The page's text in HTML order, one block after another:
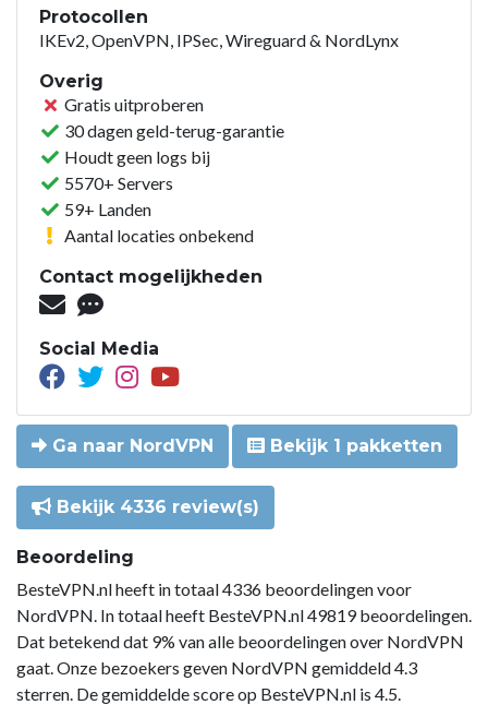
Protocollen
IKEv2, OpenVPN, IPSec, Wireguard & NordLynx
Overig
Gratis uitproberen
30 dagen geld-terug-garantie
Houdt geen logs bij
5570+ Servers
59+ Landen
Aantal locaties onbekend
Contact mogelijkheden
Social Media
Ga naar NordVPN Bekijk 1 pakketten
Bekijk 4336 review(s)
Beoordeling
BesteVPN.nl heeft in totaal 4336 beoordelingen voor
NordVPN. In totaal heeft BesteVPN.nl 49819 beoordelingen.
Dat betekend dat 9% van alle beoordelingen over NordVPN
gaat. Onze bezoekers geven NordVPN gemiddeld 4.3
sterren. De gemiddelde score op BesteVPN.nl is 4.5.